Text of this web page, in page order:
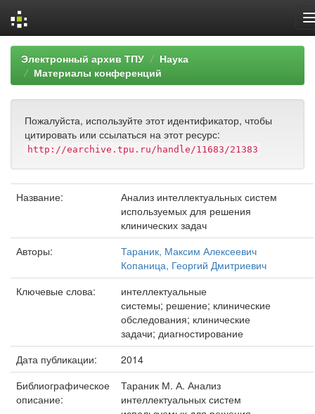
Skip
navigation
Электронный архив ТПУ
Наука
Материалы конференций
Пожалуйста, используйте этот идентификатор, чтобы
цитировать или ссылаться на этот ресурс:
http://earchive.tpu.ru/handle/11683/21383
Название:
Анализ интеллектуальных систем
используемых для решения
клинических задач
Авторы:
Тараник, Максим Алексеевич
Копаница, Георгий Дмитриевич
Ключевые слова:
интеллектуальные
системы; решение; клинические
обследования; клинические
задачи; диагностирование
Дата публикации:
2014
Библиографическое
описание:
Тараник М. А. Анализ
интеллектуальных систем